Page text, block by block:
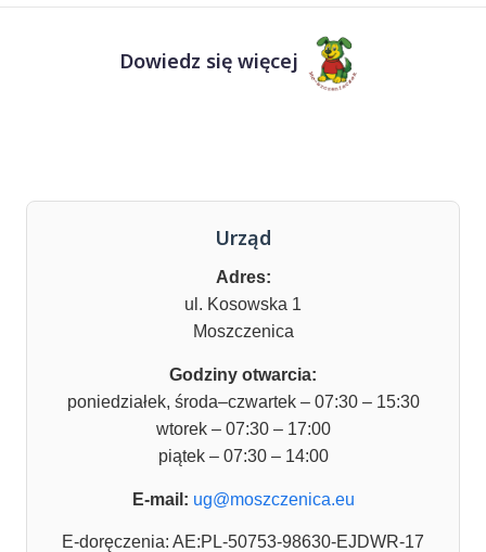
Dowiedz się więcej
Urząd
Adres:
ul. Kosowska 1
Moszczenica
Godziny otwarcia:
poniedziałek, środa–czwartek – 07:30 – 15:30
wtorek – 07:30 – 17:00
piątek – 07:30 – 14:00
E-mail: ug@moszczenica.eu
E-doręczenia: AE:PL-50753-98630-EJDWR-17